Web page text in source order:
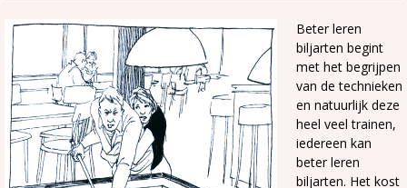
Beter leren
biljarten begint
met het begrijpen
van de technieken
en natuurlijk deze
heel veel trainen,
iedereen kan
beter leren
biljarten. Het kost